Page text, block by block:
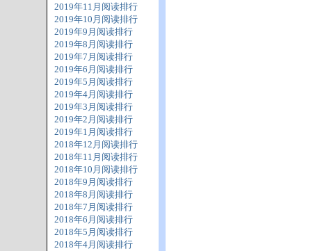
2019年11月阅读排行
2019年10月阅读排行
2019年9月阅读排行
2019年8月阅读排行
2019年7月阅读排行
2019年6月阅读排行
2019年5月阅读排行
2019年4月阅读排行
2019年3月阅读排行
2019年2月阅读排行
2019年1月阅读排行
2018年12月阅读排行
2018年11月阅读排行
2018年10月阅读排行
2018年9月阅读排行
2018年8月阅读排行
2018年7月阅读排行
2018年6月阅读排行
2018年5月阅读排行
2018年4月阅读排行